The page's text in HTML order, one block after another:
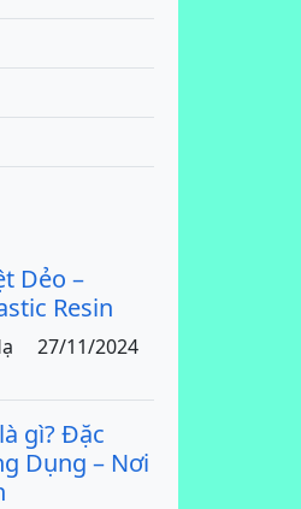
Dẻo –
Resin
27/11/2024
gì? Đặc
Dụng – Nơi